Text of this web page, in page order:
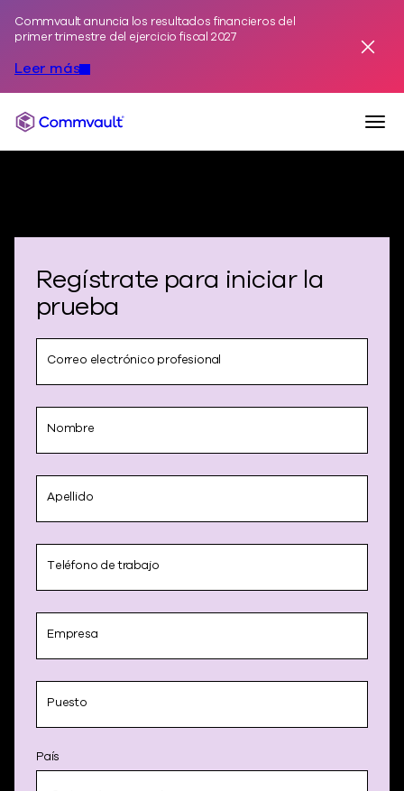
Ir al contenido
Commvault anuncia los resultados financieros del
primer trimestre del ejercicio fiscal 2027
Leer más
Commvault
Regístrate para iniciar la
prueba
Correo electrónico profesional
Nombre
Apellido
Teléfono de trabajo
Empresa
Puesto
País